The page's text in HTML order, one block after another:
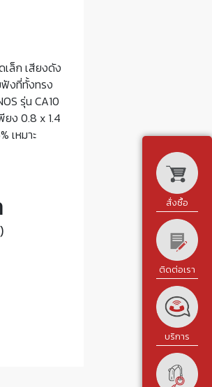
เล็ก เสียงดัง
งที่ทั้งทรง
รุ่น CA10
ง 0.8 x 1.4
เหมาะ
สั่งซื้อ
ติดต่อเรา
บริการ